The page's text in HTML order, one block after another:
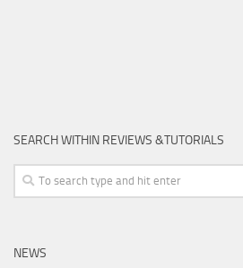
SEARCH WITHIN REVIEWS &TUTORIALS
NEWS